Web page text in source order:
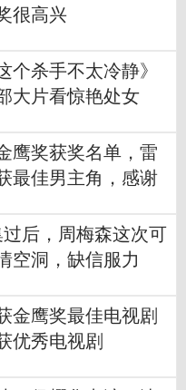
很高兴
个杀手不太冷静》
大片看惊艳处女
鹰奖获奖名单，雷
最佳男主角，感谢
过后，周梅森这次可
空洞，缺信服力
金鹰奖最佳电视剧
优秀电视剧